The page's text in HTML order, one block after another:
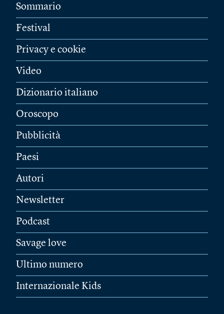
Sommario
Festival
Privacy e cookie
Video
Dizionario italiano
Oroscopo
Pubblicità
Paesi
Autori
Newsletter
Podcast
Savage love
Ultimo numero
Internazionale Kids